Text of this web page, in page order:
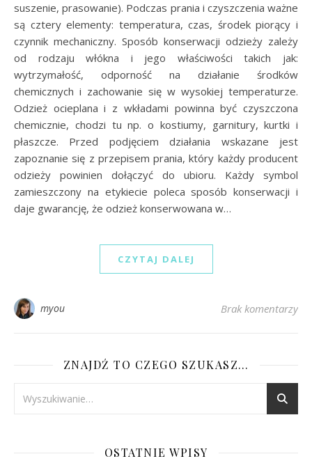
suszenie, prasowanie). Podczas prania i czyszczenia ważne
są cztery elementy: temperatura, czas, środek piorący i
czynnik mechaniczny. Sposób konserwacji odzieży zależy
od rodzaju włókna i jego właściwości takich jak:
wytrzymałość, odporność na działanie środków
chemicznych i zachowanie się w wysokiej temperaturze.
Odzież ocieplana i z wkładami powinna być czyszczona
chemicznie, chodzi tu np. o kostiumy, garnitury, kurtki i
płaszcze. Przed podjęciem działania wskazane jest
zapoznanie się z przepisem prania, który każdy producent
odzieży powinien dołączyć do ubioru. Każdy symbol
zamieszczony na etykiecie poleca sposób konserwacji i
daje gwarancję, że odzież konserwowana w…
CZYTAJ DALEJ
myou Brak komentarzy
ZNAJDŹ TO CZEGO SZUKASZ…
OSTATNIE WPISY